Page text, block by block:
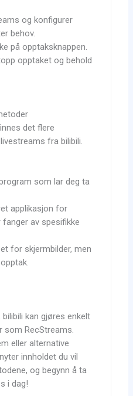
og konfigurer
behov.
på opptaksknappen.
opptaket og behold
det flere
fra bilibili.
som lar deg ta
applikasjon for
av spesifikke
for skjermbilder, men
kan gjøres enkelt
som RecStreams.
eller alternative
innholdet du vil
og begynn å ta
i dag!